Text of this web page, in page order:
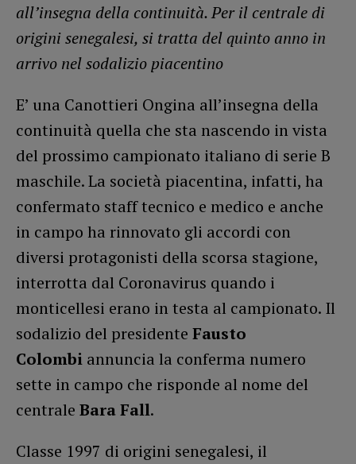
all’insegna della continuità. Per il centrale di
origini senegalesi, si tratta del quinto anno in
arrivo nel sodalizio piacentino
E’ una Canottieri Ongina all’insegna della
continuità quella che sta nascendo in vista
del prossimo campionato italiano di serie B
maschile. La società piacentina, infatti, ha
confermato staff tecnico e medico e anche
in campo ha rinnovato gli accordi con
diversi protagonisti della scorsa stagione,
interrotta dal Coronavirus quando i
monticellesi erano in testa al campionato. Il
sodalizio del presidente Fausto
Colombi annuncia la conferma numero
sette in campo che risponde al nome del
centrale Bara Fall.
Classe 1997 di origini senegalesi, il